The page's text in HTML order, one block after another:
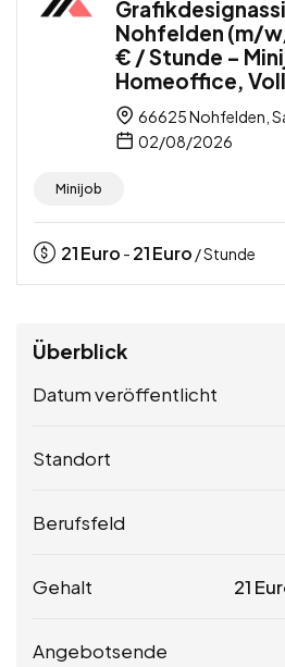
Nohfelden (m/
€ / Stunde –
Homeoffice,
66625 Nohfelden,
02/08/2026
Minijob
21Euro - 21Euro / Stunde
Überblick
Datum veröffentlicht
Standort
Berufsfeld
Gehalt 21
Angebotsende